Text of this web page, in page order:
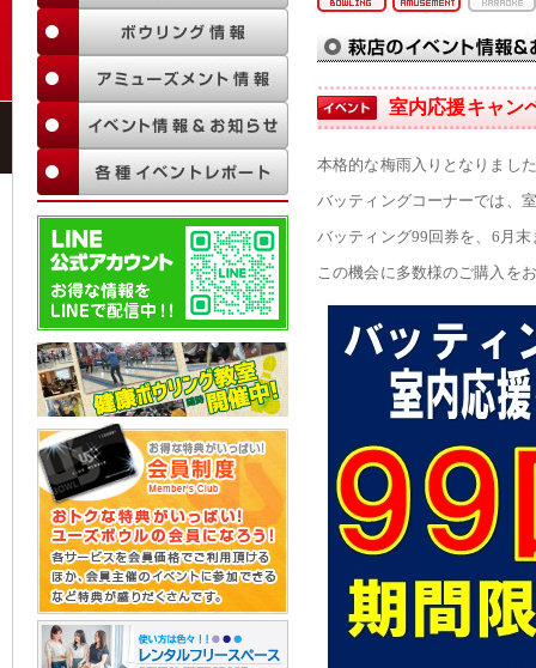
室内応援キャン
本格的な梅雨入りとなりまし
バッティングコーナーでは、
バッティング99回券を、6月
この機会に多数様のご購入を